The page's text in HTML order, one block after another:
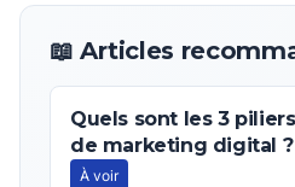
📖 Articles
Quels sont les 3
de marketing digital ?
À voir